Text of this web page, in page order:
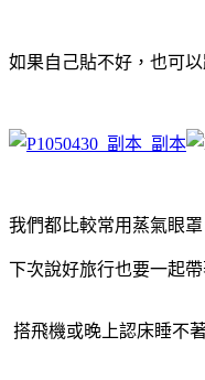
如果自己貼不好，也可
我們都比較常用蒸氣眼
下次說好旅行也要一起
搭飛機或晚上認床睡不